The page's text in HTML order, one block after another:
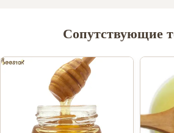
safiyah Maghrabi,
Dec 9.2024
Сопутствующие